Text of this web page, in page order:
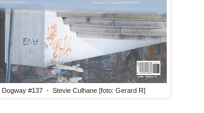
Dogway #137 - Stevie Culhane [foto: Gerard R]